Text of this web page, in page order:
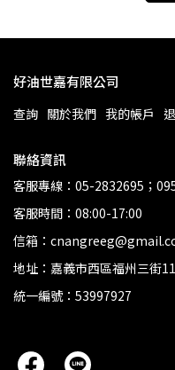
好油世嘉有限公司
查詢 關於我們 我的帳戶
聯絡資訊
客服專線：05-2832695；
客服時間：08:00-17:00
信箱：
地址：嘉義市西區福州三街
統一編號：53997927